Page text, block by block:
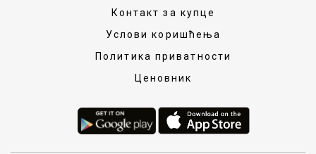
Контакт за купце
Услови коришћења
Политика приватности
Ценовник